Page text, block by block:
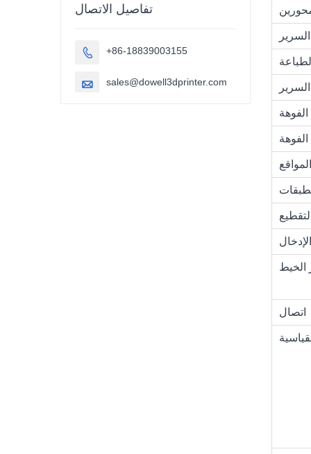
الخيط
اتصال
تفاصيل الاتصال
 +86-18839003155
 sales@dowell3dprinter.com